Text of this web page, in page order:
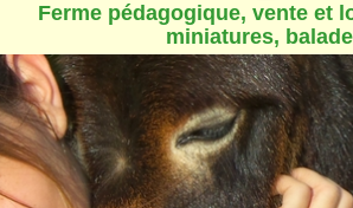
Ferme pédagogique, vente et
miniatures,